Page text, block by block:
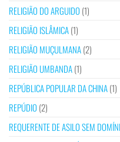
RELIGIÃO DO ARGUIDO (1)
RELIGIÃO ISLÂMICA(1)
RELIGIÃO MUÇULMANA(2)
RELIGIÃO UMBANDA(1)
REPÚBLICA POPULAR DA CHINA(1)
REPÚDIO (2)
REQUERENTE DE ASILO SEM